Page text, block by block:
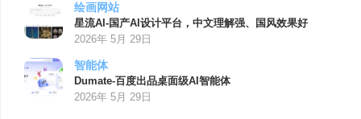
绘画网站
星流AI-国产AI设计平台，中文理解强、国风效果好
2026年 5月 29日
智能体
Dumate-百度出品桌面级AI智能体
2026年 5月 29日